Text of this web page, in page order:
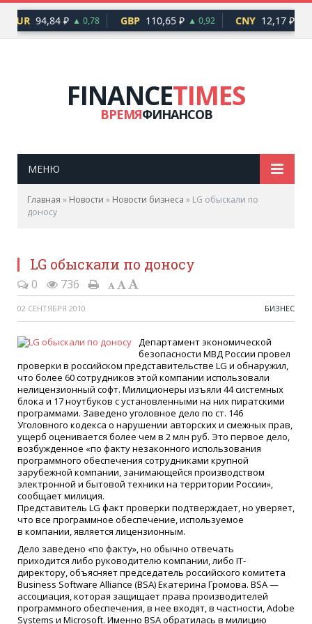
EUR 94,84 ₽ ▲ 0,78 GBP 110,65 ₽ ▲ 0,92 CNY 12,17 ₽
FINANCETIMES
ВРЕМЯФИНАНСОВ
МЕНЮ
Главная » Новости » Новости бизнеса » LG обыскали по
доносу
LG обыскали по доносу
0 736
02 СЕНТЯБРЯ 2010 БИЗНЕС
Департамент экономической
безопасности МВД России провел
проверки в российском представительстве LG и обнаружил,
что более 60 сотрудников этой компании использовали
нелицензионный софт. Милиционеры изъяли 44 системных
блока и 17 ноутбуков с установленными на них пиратскими
программами. Заведено уголовное дело по ст. 146
Уголовного кодекса о нарушении авторских и смежных прав,
ущерб оценивается более чем в 2 млн руб. Это первое дело,
возбужденное «по факту незаконного использования
программного обеспечения сотрудниками крупной
зарубежной компании, занимающейся производством
электронной и бытовой техники на территории России»,
сообщает милиция.
Представитель LG факт проверки подтверждает, но уверяет,
что все программное обеспечение, используемое
в компании, является лицензионным.
Дело заведено «по факту», но обычно отвечать
приходится либо руководителю компании, либо IT-
директору, объясняет председатель российского комитета
Business Software Alliance (BSA) Екатерина Громова. BSA —
ассоциация, которая защищает права производителей
программного обеспечения, в нее входят, в частности, Adobe
Systems и Microsoft. Именно BSA обратилась в милицию